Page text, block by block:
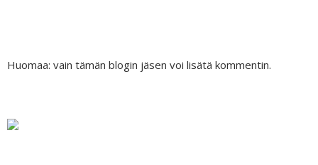
Huomaa: vain tämän blogin jäsen voi lisätä kommentin.